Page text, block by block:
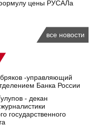
цены РУСАЛа
все новости
-управляющий
Банка России
- декан
государственного